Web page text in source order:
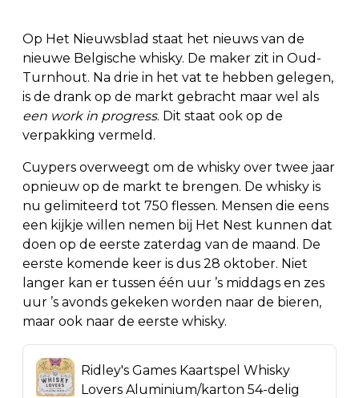
Op Het Nieuwsblad staat het nieuws van de
nieuwe Belgische whisky. De maker zit in Oud-
Turnhout. Na drie in het vat te hebben gelegen,
is de drank op de markt gebracht maar wel als
een work in progress. Dit staat ook op de
verpakking vermeld.
Cuypers overweegt om de whisky over twee jaar
opnieuw op de markt te brengen. De whisky is
nu gelimiteerd tot 750 flessen. Mensen die eens
een kijkje willen nemen bij Het Nest kunnen dat
doen op de eerste zaterdag van de maand. De
eerste komende keer is dus 28 oktober. Niet
langer kan er tussen één uur ’s middags en zes
uur ’s avonds gekeken worden naar de bieren,
maar ook naar de eerste whisky.
Ridley's Games Kaartspel Whisky
Lovers Aluminium/karton 54-delig